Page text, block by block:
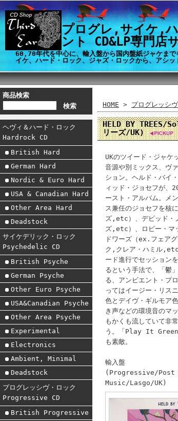
プログレ,サイケ,
ント CD&LP専門店
60,70年代を中心に、輸入盤から国内盤紙ジャケまで
イケ、ハード・ロック、ジャズ・ロックから、アシ
商品検索
ヘヴィ＆ハード・ロック
Hardrock CD
British Hard
German Hard
Nordic & Euro Hard
USA & Canadian Hard
Other Area Hard
Deadstock
サイケデリック・ロック
Psychedelic CD
British Psyche
German Psyche
Other Euro Psyche
USA&Canadian Psyche
Other Area Psyche
Experimental
Electronics
Ambient, Minimal
Deadstock
プログレッシヴ・ロック
Progressive CD
British Progressive
HOME > プログレッ
HELD BY
リーズ/UK)
UKのツイード・ジャケ
音源や別ミックス、ヴ
ション。ヘルド・バイ
ィッド・ジョセフが、
ースト・アルバム。メ
ス兼任のジョセフを核
ズ,etc）、デビッド・
ズ,etc）、ロビー・マ
ドワーズ（ex.フェア
ク,クレア・ハミル,etc
ード進行でセッション
るという手法で、「鬱
る、アンビエント・プ
ってはイージー・リス
色とデイヴ・ギルモア
き声などの環境音のマ
もかくも流していて非
う。「Play It Green(
も素敵。
輸入盤
(Progressive/Post
Music/Lasgo/UK)